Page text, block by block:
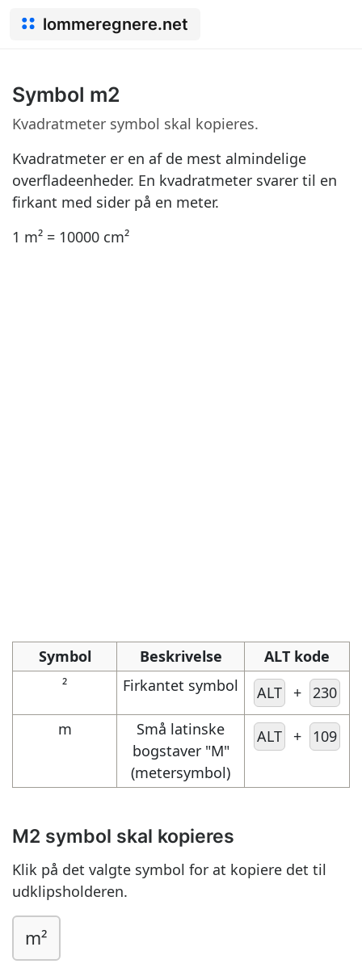
lommeregnere.net
Symbol m2
Kvadratmeter symbol skal kopieres.
Kvadratmeter er en af ​​de mest almindelige
overfladeenheder. En kvadratmeter svarer til en
firkant med sider på en meter.
1 m² = 10000 cm²
Symbol Beskrivelse
ALT kode
²
Firkantet symbol ALT + 230
m
Små latinske
bogstaver "M"
(metersymbol)
ALT + 109
M2 symbol skal kopieres
Klik på det valgte symbol for at kopiere det til
udklipsholderen.
m²